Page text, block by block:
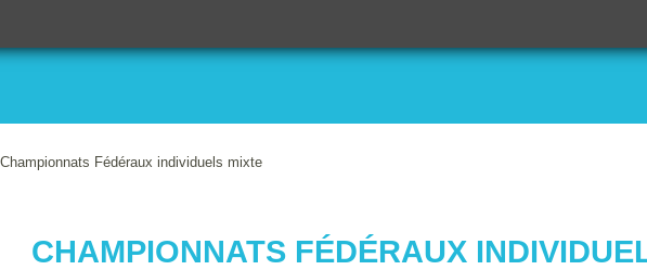
Championnats Fédéraux individuels mixte
CHAMPIONNATS FÉDÉRAUX